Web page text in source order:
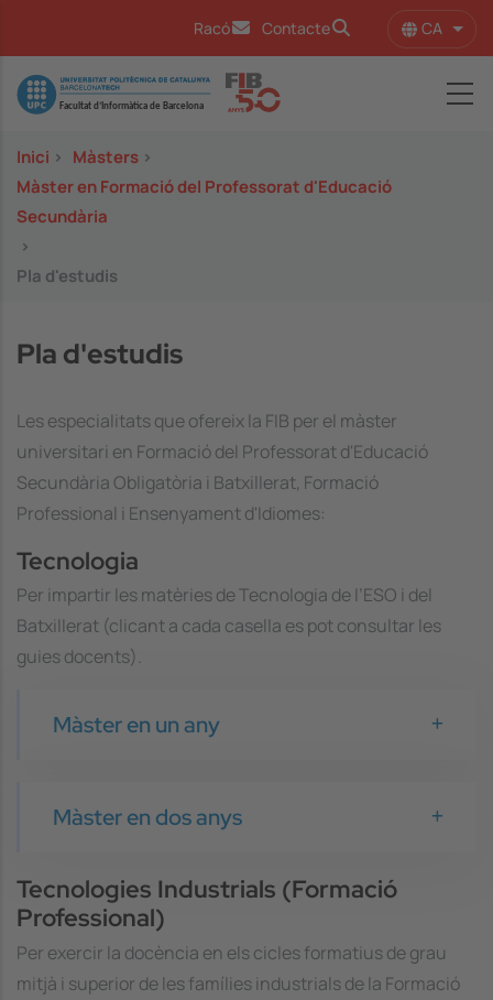
Racó Contacte CA
Image
Inici > Màsters >
Màster en Formació del Professorat d'Educació
Secundària
>
Pla d'estudis
Pla d'estudis
Les especialitats que ofereix la FIB per el màster
universitari en Formació del Professorat d'Educació
Secundària Obligatòria i Batxillerat, Formació
Professional i Ensenyament d'Idiomes:
Tecnologia
Per impartir les matèries de Tecnologia de l’ESO i del
Batxillerat (clicant a cada casella es pot consultar les
guies docents).
Màster en un any
Màster en dos anys
Tecnologies Industrials (Formació
Professional)
Per exercir la docència en els cicles formatius de grau
mitjà i superior de les famílies industrials de la Formació